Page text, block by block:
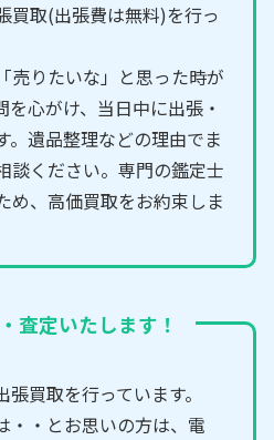
買取(出張費は無料)を行っ
売りたいな」と思った時が
心がけ、当日中に出張・
。遺品整理などの理由でま
談ください。専門の鑑定士
め、高価買取をお約束しま
査定いたします！
買取を行っています。
・・とお思いの方は、電